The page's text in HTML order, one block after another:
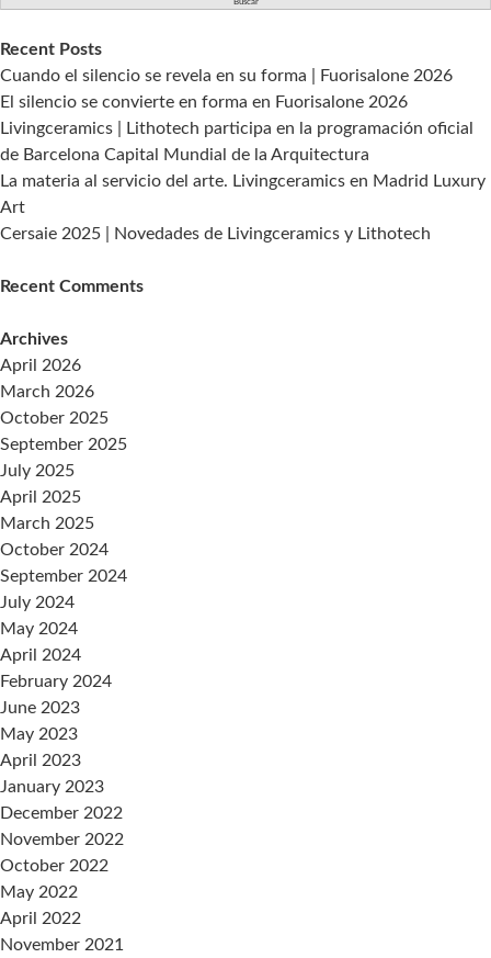
Recent Posts
Cuando el silencio se revela en su forma | Fuorisalone 2026
El silencio se convierte en forma en Fuorisalone 2026
Livingceramics | Lithotech participa en la programación oficial
de Barcelona Capital Mundial de la Arquitectura
La materia al servicio del arte. Livingceramics en Madrid Luxury
Art
Cersaie 2025 | Novedades de Livingceramics y Lithotech
Recent Comments
Archives
April 2026
March 2026
October 2025
September 2025
July 2025
April 2025
March 2025
October 2024
September 2024
July 2024
May 2024
April 2024
February 2024
June 2023
May 2023
April 2023
January 2023
December 2022
November 2022
October 2022
May 2022
April 2022
November 2021